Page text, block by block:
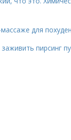
для
пирсинг